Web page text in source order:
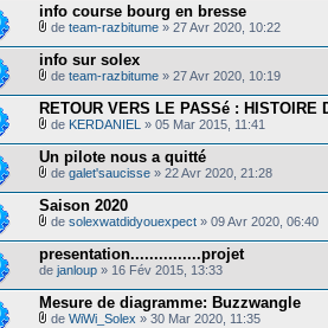
info course bourg en bresse
de team-razbitume » 27 Avr 2020, 10:22
info sur solex
de team-razbitume » 27 Avr 2020, 10:19
RETOUR VERS LE PASSé : HISTOIRE
de KERDANIEL » 05 Mar 2015, 11:41
Un pilote nous a quitté
de galet'saucisse » 22 Avr 2020, 21:28
Saison 2020
de solexwatdidyouexpect » 09 Avr 2020, 06:40
presentation...............projet
de janloup » 16 Fév 2015, 13:33
Mesure de diagramme: Buzzwangle
de WiWi_Solex » 30 Mar 2020, 11:35